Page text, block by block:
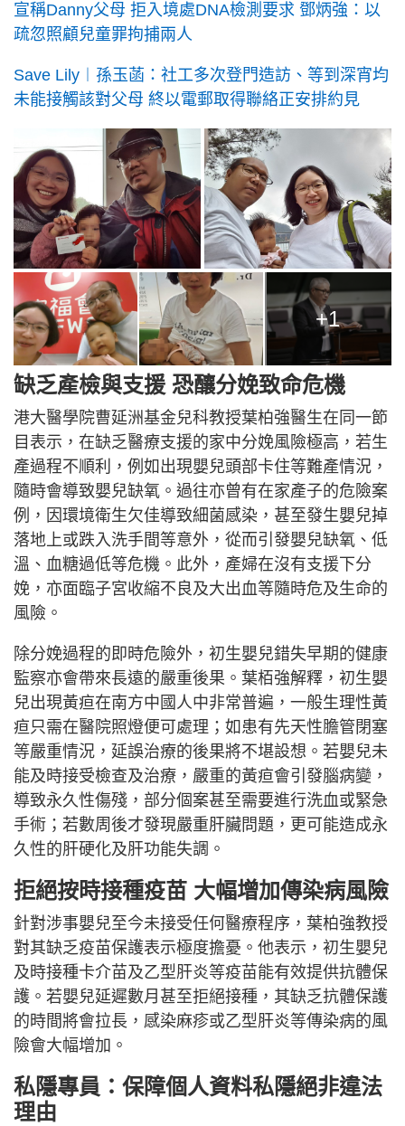
宣稱Danny父母 拒入境處DNA檢測要求 鄧炳強：以
疏忽照顧兒童罪拘捕兩人
Save Lily︱孫玉菡：社工多次登門造訪、等到深宵均
未能接觸該對父母 終以電郵取得聯絡正安排約見
+1
缺乏產檢與支援 恐釀分娩致命危機
港大醫學院曹延洲基金兒科教授葉柏強醫生在同一節
目表示，在缺乏醫療支援的家中分娩風險極高，若生
產過程不順利，例如出現嬰兒頭部卡住等難產情況，
隨時會導致嬰兒缺氧。過往亦曾有在家產子的危險案
例，因環境衛生欠佳導致細菌感染，甚至發生嬰兒掉
落地上或跌入洗手間等意外，從而引發嬰兒缺氧、低
溫、血糖過低等危機。此外，產婦在沒有支援下分
娩，亦面臨子宮收縮不良及大出血等隨時危及生命的
風險。
除分娩過程的即時危險外，初生嬰兒錯失早期的健康
監察亦會帶來長遠的嚴重後果。葉栢強解釋，初生嬰
兒出現黃疸在南方中國人中非常普遍，一般生理性黃
疸只需在醫院照燈便可處理；如患有先天性膽管閉塞
等嚴重情況，延誤治療的後果將不堪設想。若嬰兒未
能及時接受檢查及治療，嚴重的黃疸會引發腦病變，
導致永久性傷殘，部分個案甚至需要進行洗血或緊急
手術；若數周後才發現嚴重肝臟問題，更可能造成永
久性的肝硬化及肝功能失調。
拒絕按時接種疫苗 大幅增加傳染病風險
針對涉事嬰兒至今未接受任何醫療程序，葉柏強教授
對其缺乏疫苗保護表示極度擔憂。他表示，初生嬰兒
及時接種卡介苗及乙型肝炎等疫苗能有效提供抗體保
護。若嬰兒延遲數月甚至拒絕接種，其缺乏抗體保護
的時間將會拉長，感染麻疹或乙型肝炎等傳染病的風
險會大幅增加。
私隱專員：保障個人資料私隱絕非違法
理由